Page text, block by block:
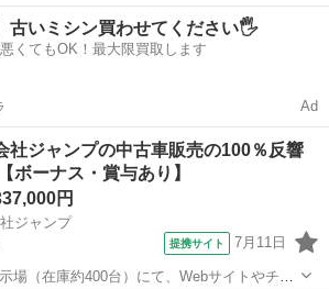
力） 入出金（小口）管理、書類・帳簿整
郵便局への記帳その他業務 ■月給26万円～28
よ...
事務
古いミシン買わせてください🖐️
くてもOK！最大限買取します
Ad
社ジャンプの中古車販売の100％反響
ボーナス・賞与あり】
円
ジャンプ
提携サイト 7月11日
場（在庫約400台）にて、Webサイトやチラ